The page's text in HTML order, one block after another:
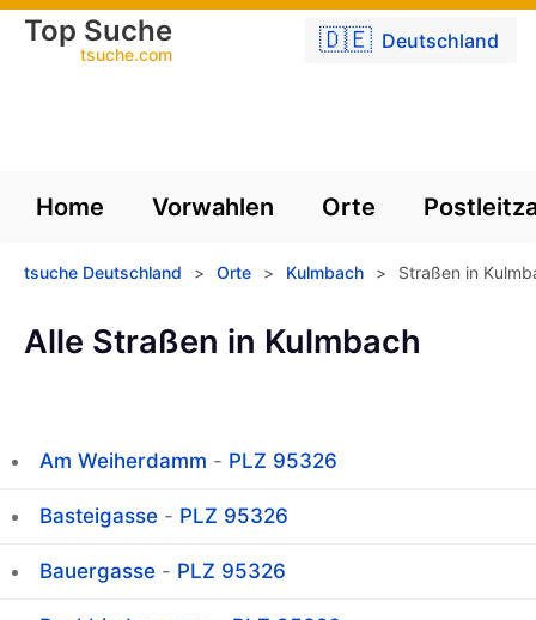
🇩🇪 Deutschland
Top Suche
tsuche.com
Home Vorwahlen Orte
tsuche Deutschland > Orte > Kulmbach > Straßen in
Alle Straßen in Kulmbach
Am Weiherdamm - PLZ 95326
Basteigasse - PLZ 95326
Bauergasse - PLZ 95326